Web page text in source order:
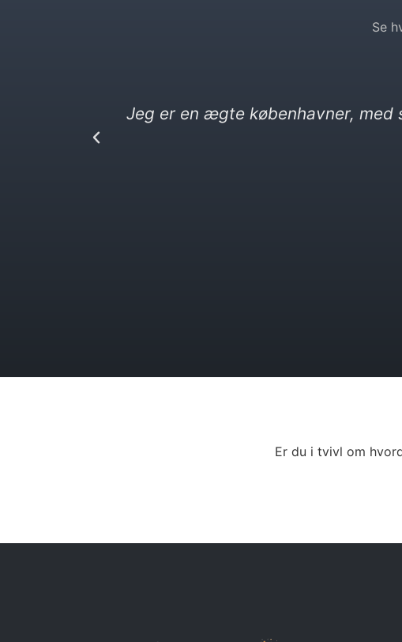
Se
Jeg elsker kebab og
Er du i tvivl om